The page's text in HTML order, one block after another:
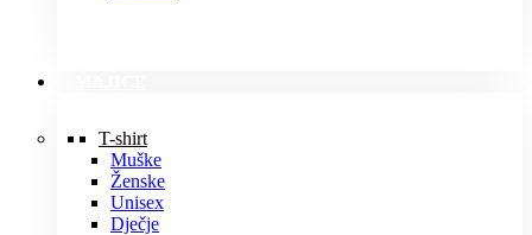
T-shirt
Muške
Ženske
Unisex
Dječje